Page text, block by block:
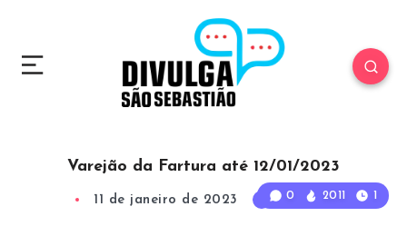
0 2011 1
Varejão da Fartura até 12/01/2023
11 de janeiro de 2023 Min Read